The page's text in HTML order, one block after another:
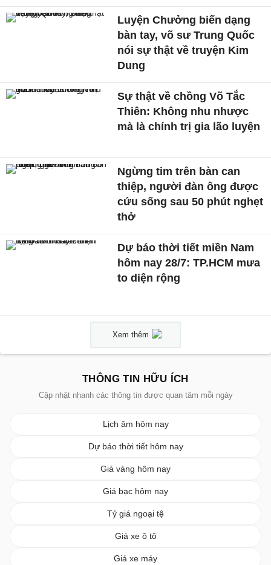
Luyện Chưởng biến dạng
bàn tay, võ sư Trung Quốc
nói sự thật về truyện Kim
Dung
Sự thật về chồng Võ Tắc
Thiên: Không nhu nhược
mà là chính trị gia lão luyện
Ngừng tim trên bàn can
thiệp, người đàn ông được
cứu sống sau 50 phút nghẹt
thở
Dự báo thời tiết miền Nam
hôm nay 28/7: TP.HCM mưa
to diện rộng
Xem thêm
THÔNG TIN HỮU ÍCH
Cập nhật nhanh các thông tin được quan tâm mỗi ngày
Lịch âm hôm nay
Dự báo thời tiết hôm nay
Giá vàng hôm nay
Giá bạc hôm nay
Tỷ giá ngoại tệ
Giá xe ô tô
Giá xe máy